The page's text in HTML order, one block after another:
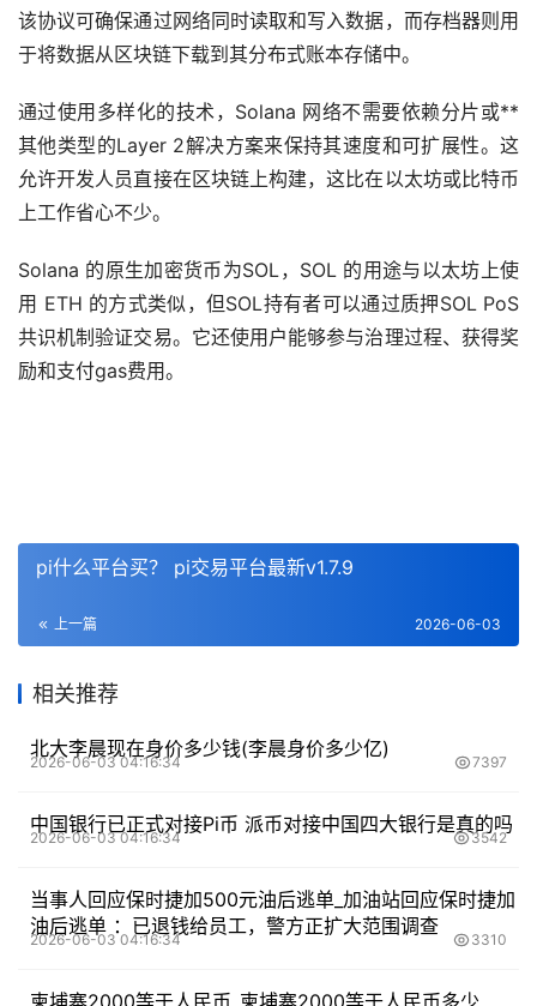
该协议可确保通过网络同时读取和写入数据，而存档器则用
于将数据从区块链下载到其分布式账本存储中。
通过使用多样化的技术，Solana 网络不需要依赖分片或**
其他类型的Layer 2解决方案来保持其速度和可扩展性。这
允许开发人员直接在区块链上构建，这比在以太坊或比特币
上工作省心不少。
Solana 的原生加密货币为SOL，SOL 的用途与以太坊上使
用 ETH 的方式类似，但SOL持有者可以通过质押SOL PoS
共识机制验证交易。它还使用户能够参与治理过程、获得奖
励和支付gas费用。
pi什么平台买？ pi交易平台最新v1.7.9
上一篇 2026-06-03
相关推荐
北大李晨现在身价多少钱(李晨身价多少亿)
2026-06-03 04:16:34 7397
中国银行已正式对接Pi币 派币对接中国四大银行是真的吗
2026-06-03 04:16:34 3542
当事人回应保时捷加500元油后逃单_加油站回应保时捷加
油后逃单 ：已退钱给员工，警方正扩大范围调查
2026-06-03 04:16:34 3310
柬埔寨2000等于人民币_柬埔寨2000等于人民币多少